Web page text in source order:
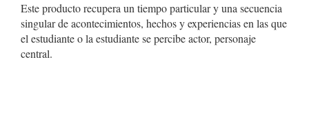
Este producto recupera un tiempo particular y una secuencia
singular de acontecimientos, hechos y experiencias en las que
el estudiante o la estudiante se percibe actor, personaje
central.